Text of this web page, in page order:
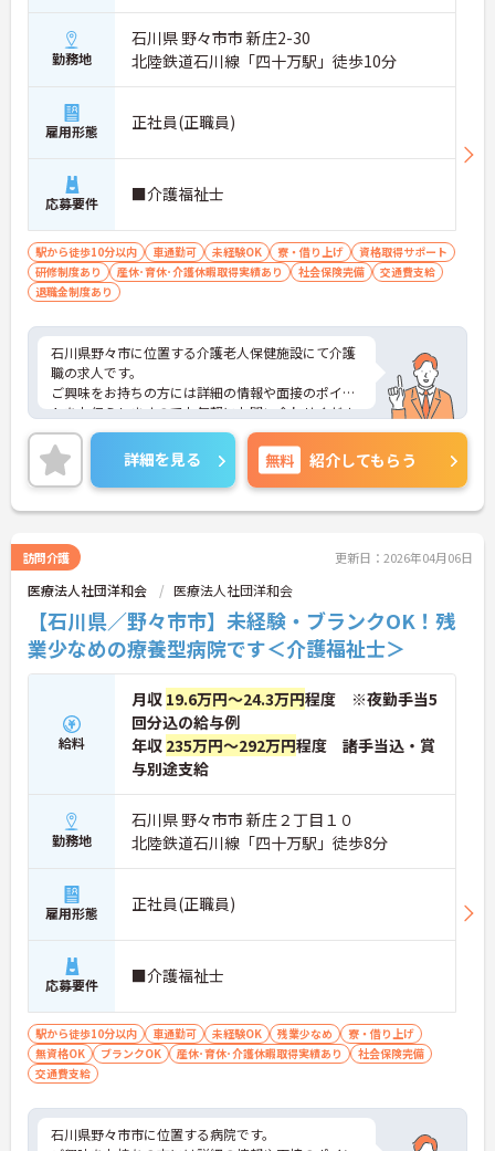
勤務地
石川県 野々市市 新庄2-30
北陸鉄道石川線「四十万駅」徒歩10分
雇用形態 正社員(正職員)
応募要件 ■介護福祉士
駅から徒歩10分以内 車通勤可 未経験OK 寮・借り上げ
資格取得サポート
研修制度あり
産休･育休･介護休暇取得実績あり 社会保険完備
交通費支給
退職金制度あり
石川県野々市に位置する介護老人保健施設にて介護
職の求人です。
ご興味をお持ちの方には詳細の情報や面接のポイン
トをお伝えしますのでお気軽にお問い合わせくださ
いませ。
詳細を見る 無料 紹介してもらう
訪問介護 更新日：2026年04月06日
医療法人社団洋和会 医療法人社団洋和会
【石川県／野々市市】未経験・ブランクOK！残
業少なめの療養型病院です＜介護福祉士＞
給料
月収 19.6万円～24.3万円程度 ※夜勤手当5
回分込の給与例
年収 235万円～292万円程度 諸手当込・賞
与別途支給
勤務地
石川県 野々市市 新庄２丁目１０
北陸鉄道石川線「四十万駅」徒歩8分
雇用形態 正社員(正職員)
応募要件 ■介護福祉士
駅から徒歩10分以内 車通勤可 未経験OK 残業少なめ
寮・借り上げ
無資格OK
ブランクOK 産休･育休･介護休暇取得実績あり
社会保険完備
交通費支給
石川県野々市市に位置する病院です。